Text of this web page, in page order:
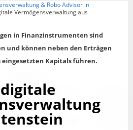
& Robo Advisor in
Vermögensverwaltung aus
in Finanzinstrumenten sind
und können neben den Erträgen
eingesetzten Kapitals führen.